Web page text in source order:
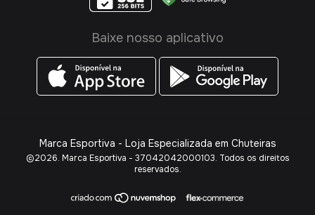
Baixe nosso aplicativo
Marca Esportiva - Loja Especializada em Chuteiras
©2026. Marca Esportiva - 37042042000103. Todos os direitos
reservados.